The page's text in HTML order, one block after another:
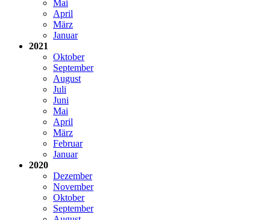
Mai
April
März
Januar
2021
Oktober
September
August
Juli
Juni
Mai
April
März
Februar
Januar
2020
Dezember
November
Oktober
September